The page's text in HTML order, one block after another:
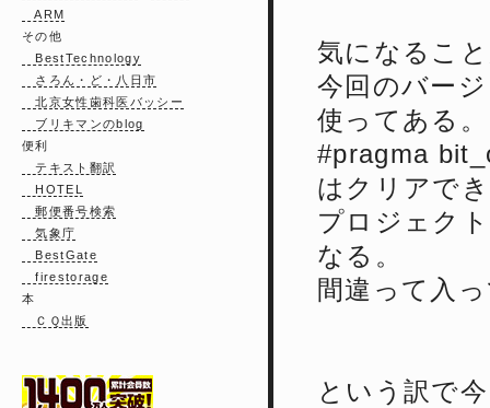
ARM
その他
BestTechnology
さろん・ど・八日市
北京女性歯科医バッシー
ブリキマンのblog
便利
テキスト翻訳
HOTEL
郵便番号検索
気象庁
BestGate
firestorage
本
ＣＱ出版
気になるこ
今回のバー
使ってある
#pragma
はクリアで
プロジェク
なる。
間違って入
という訳で